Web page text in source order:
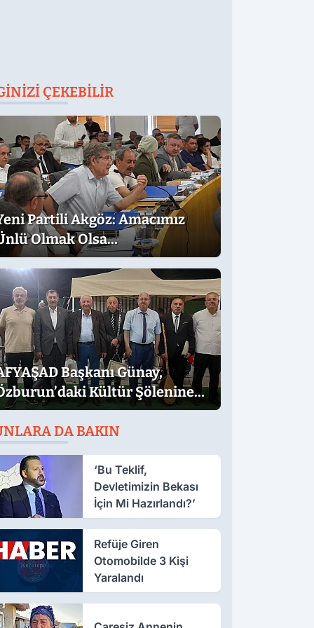
ÇEKEBILIR
Partili Akgöz: Amacımız
Olmak Olsa…
Başkanı Günay,
Kültür Şölenine
DA BAKIN
‘Bu Teklif,
Devletimizin Bekası
İçin Mi Hazırlandı?’
Refüje Giren
Otomobilde 3 Kişi
Yaralandı